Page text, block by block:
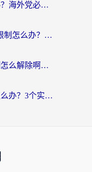
咪咕音乐国外用不了怎么办？海外党必备的国内内容访问全攻略
在老挝用喜马拉雅FM地区限制怎么办？海外党亲测有效的回国加速方案
咪咕音乐国外听歌版权限制怎么解除啊？海外党亲测有效的回国加速方案
在加拿大用掌阅地区限制怎么办？3个实用技巧帮你轻松解决（附海外华人必备工具）